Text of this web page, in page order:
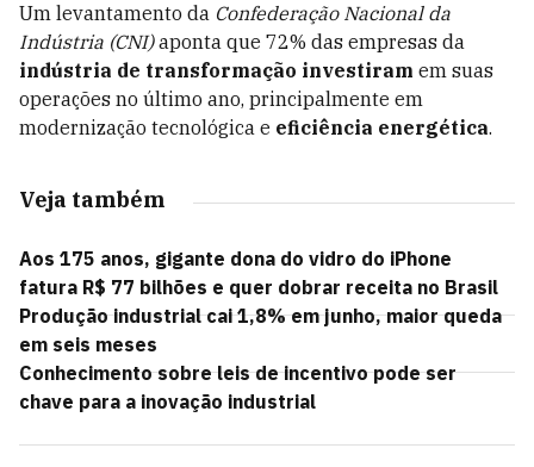
Um levantamento da Confederação Nacional da
Indústria (CNI)aponta que 72% das empresas da
indústria de transformação investiram em suas
operações no último ano, principalmente em
modernização tecnológica e eficiência energética.
Veja também
Aos 175 anos, gigante dona do vidro do iPhone
fatura R$ 77 bilhões e quer dobrar receita no Brasil
Produção industrial cai 1,8% em junho, maior queda
em seis meses
Conhecimento sobre leis de incentivo pode ser
chave para a inovação industrial